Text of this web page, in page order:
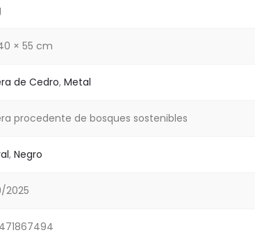
× 55 cm
de Cedro, Metal
procedente de bosques sostenibles
, Negro
2025